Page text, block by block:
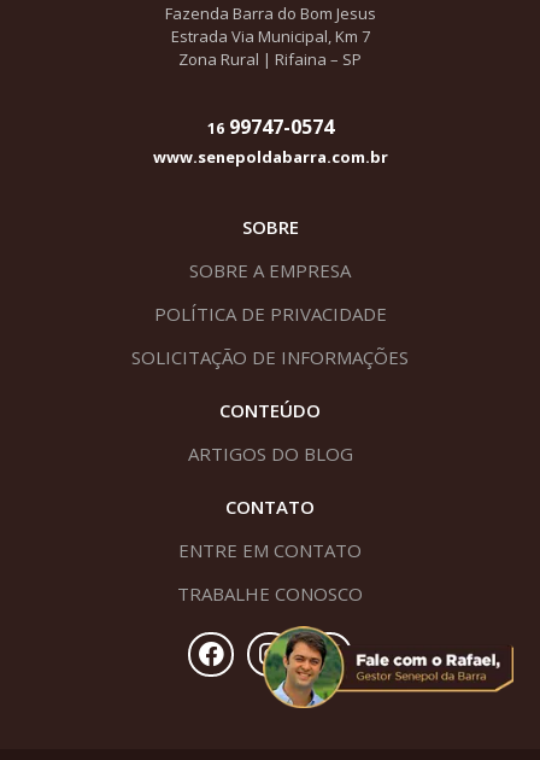
Fazenda Barra do Bom Jesus
Estrada Via Municipal, Km 7
Zona Rural | Rifaina – SP
1699747-0574
www.senepoldabarra.com.br
SOBRE
SOBRE A EMPRESA
POLÍTICA DE PRIVACIDADE
SOLICITAÇÃO DE INFORMAÇÕES
CONTEÚDO
ARTIGOS DO BLOG
CONTATO
ENTRE EM CONTATO
TRABALHE CONOSCO